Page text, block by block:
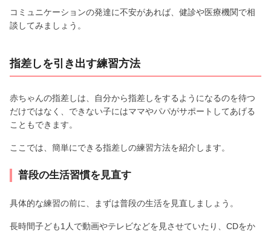
コミュニケーションの発達に不安があれば、健診や医療機関で相
談してみましょう。
指差しを引き出す練習方法
赤ちゃんの指差しは、自分から指差しをするようになるのを待つ
だけではなく、できない子にはママやパパがサポートしてあげる
こともできます。
ここでは、簡単にできる指差しの練習方法を紹介します。
普段の生活習慣を見直す
具体的な練習の前に、まずは普段の生活を見直しましょう。
長時間子ども1人で動画やテレビなどを見させていたり、CDをか